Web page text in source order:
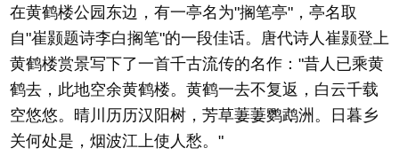
在黄鹤楼公园东边，有一亭名为"搁笔亭"，亭名取
自"崔颢题诗李白搁笔"的一段佳话。唐代诗人崔颢登上
黄鹤楼赏景写下了一首千古流传的名作："昔人已乘黄
鹤去，此地空余黄鹤楼。黄鹤一去不复返，白云千载
空悠悠。晴川历历汉阳树，芳草萋萋鹦鹉洲。日暮乡
关何处是，烟波江上使人愁。"